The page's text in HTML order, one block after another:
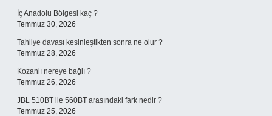
İç Anadolu Bölgesi kaç ?
Temmuz 30, 2026
Tahliye davası kesinleştikten sonra ne olur ?
Temmuz 28, 2026
Kozanlı nereye bağlı ?
Temmuz 26, 2026
JBL 510BT ile 560BT arasındaki fark nedir ?
Temmuz 25, 2026